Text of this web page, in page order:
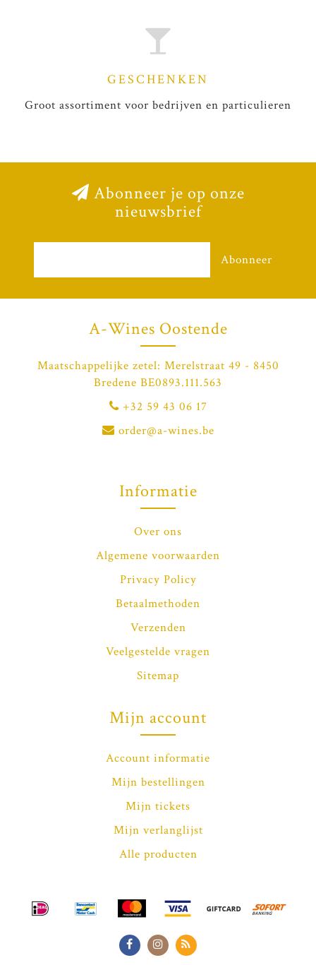
GESCHENKEN
Groot assortiment voor bedrijven en particulieren
Abonneer je op onze
nieuwsbrief
Abonneer
A-Wines Oostende
Maatschappelijke zetel: Merelstraat 49 - 8450
Bredene BE0893.111.563
+32 59 43 06 17
order@a-wines.be
Informatie
Over ons
Algemene voorwaarden
Privacy Policy
Betaalmethoden
Verzenden
Veelgestelde vragen
Sitemap
Mijn account
Account informatie
Mijn bestellingen
Mijn tickets
Mijn verlanglijst
Alle producten